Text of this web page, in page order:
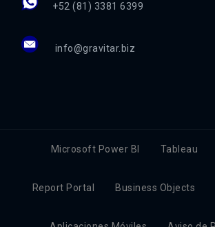
+52 (81) 3381 6399
info@gravitar.biz
Microsoft Power BI Tableau
Report Portal Business Objects